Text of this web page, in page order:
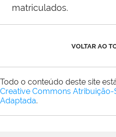
matriculados.
VOLTAR AO
Todo o conteúdo deste site
Creative Commons Atribuição-
Adaptada.